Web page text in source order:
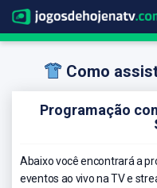
Como
Programação
Abaixo você encontrará a
eventos ao vivo na TV e